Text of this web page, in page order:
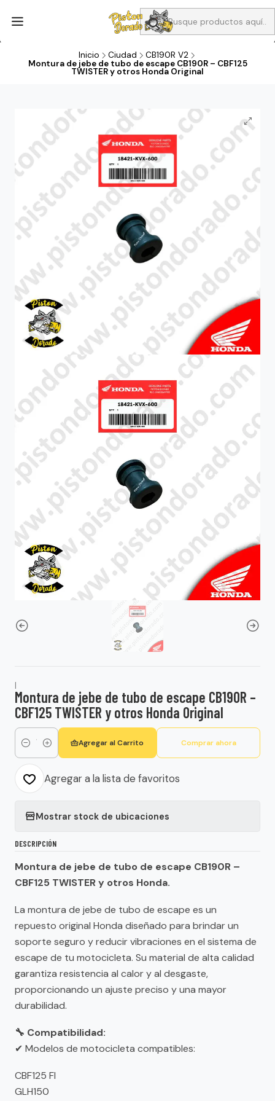
Aprovecha Compra 1 Aceites Full sintético o 1 Aceite semi
sintetico y el filtro de aire verde para la CB190R o CBF160M a 13
Inicio Ciudad
CB190R V2
Montura de jebe de tubo de escape CB190R – CBF125
TWISTER y otros Honda Original
|
Montura de jebe de tubo de escape CB190R –
CBF125 TWISTER y otros Honda Original
Cantidad
Agregar al Carrito Comprar ahora
Agregar a la lista de favoritos
Mostrar stock de ubicaciones
DESCRIPCIÓN
Montura de jebe de tubo de escape CB190R –
CBF125 TWISTER y otros Honda.
La montura de jebe de tubo de escape es un
repuesto original Honda diseñado para brindar un
soporte seguro y reducir vibraciones en el sistema de
escape de tu motocicleta. Su material de alta calidad
garantiza resistencia al calor y al desgaste,
proporcionando un ajuste preciso y una mayor
durabilidad.
🔧 Compatibilidad:
✔ Modelos de motocicleta compatibles:
CBF125 FI
GLH150